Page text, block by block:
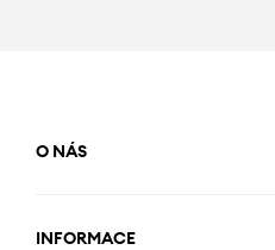
O NÁS
INFORMACE